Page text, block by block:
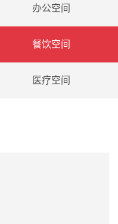
办公空间
餐饮空间
医疗空间